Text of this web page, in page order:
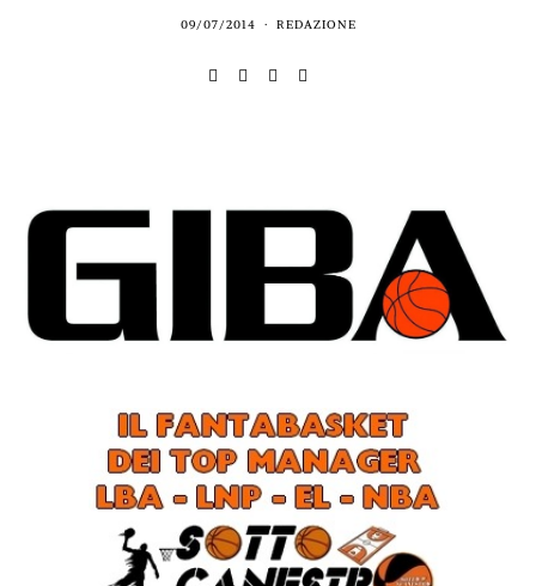
09/07/2014 REDAZIONE